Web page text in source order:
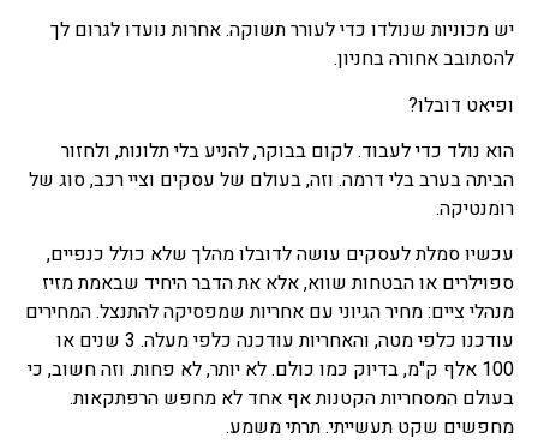
יש מכוניות שנולדו כדי לעורר תשוקה. אחרות נועדו לגרום לך
להסתובב אחורה בחניון.
ופיאט דובלו?
הוא נולד כדי לעבוד. לקום בבוקר, להניע בלי תלונות, ולחזור
הביתה בערב בלי דרמה. וזה, בעולם של עסקים וציי רכב, סוג של
רומנטיקה.
עכשיו סמלת לעסקים עושה לדובלו מהלך שלא כולל כנפיים,
ספוילרים או הבטחות שווא, אלא את הדבר היחיד שבאמת מזיז
מנהלי ציים: מחיר הגיוני עם אחריות שמפסיקה להתנצל. המחירים
עודכנו כלפי מטה, והאחריות עודכנה כלפי מעלה. 3 שנים או
100 אלף ק"מ, בדיוק כמו כולם. לא יותר, לא פחות. וזה חשוב, כי
בעולם המסחריות הקטנות אף אחד לא מחפש הרפתקאות.
מחפשים שקט תעשייתי. תרתי משמע.